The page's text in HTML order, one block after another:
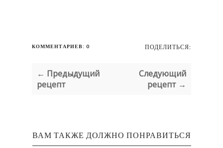
КОММЕНТАРИЕВ: 0 ПОДЕЛИТЬСЯ:
← Предыдущий
рецепт
Следующий
рецепт →
ВАМ ТАКЖЕ ДОЛЖНО ПОНРАВИТЬСЯ